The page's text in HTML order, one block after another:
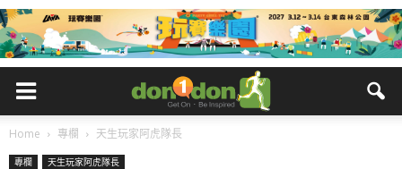
Home 專欄 天生玩家阿虎隊長
專欄 天生玩家阿虎隊長